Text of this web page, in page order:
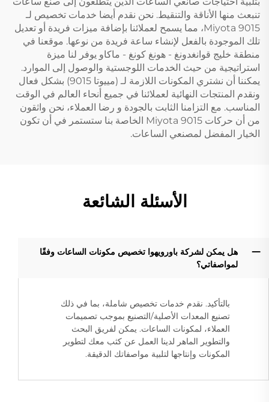
تنبعث منها الأناقة والتنقيط. نحن نقدم أيضا خدمات تخصيص لـ
Miyota 9015، مما يسمح لعملائنا بإضافة ميزات فريدة أو تعديل
تلك الموجودة بالفعل لإنشاء ساعة فريدة من نوعها. موقعنا في
منطقة خليج قوانغدونغ - هونغ كونغ - ماكاو يوفر لنا ميزة
استراتيجية من حيث الخدمات اللوجستية والوصول إلى الموارد.
يمكننا أن نشتري المكونات اللازمة لـ (مييوتا 9015) بشكل فعال
ونقدم المنتجات النهائية لعملائنا في جميع أنحاء العالم في الوقت
المناسب. مع التزامنا الثابت بالجودة و رضا العملاء، نحن واثقون
من أن حركات Miyota 9015 الخاصة بنا ستستمر في أن تكون
الخيار المفضل لمصنعي الساعات.
الأسئلة الشائعة
هل يمكن لشركة باورويهوا تخصيص مكونات الساعات وفقًا
لمواصفاتي؟
بالتأكيد. نقدم خدمات تخصيص شاملة، بما في ذلك
تصنيع المعدات الأصلية/التصنيع بموجب تصميمات
العملاء، لمكونات الساعات. يمكن لفريق البحث
والتطوير الماهر لدينا العمل عن كثب معك لتطوير
المكونات وإنتاجها لتلبية مواصفاتك الدقيقة.